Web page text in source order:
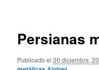
Persianas
Publicado el 30 diciembre,